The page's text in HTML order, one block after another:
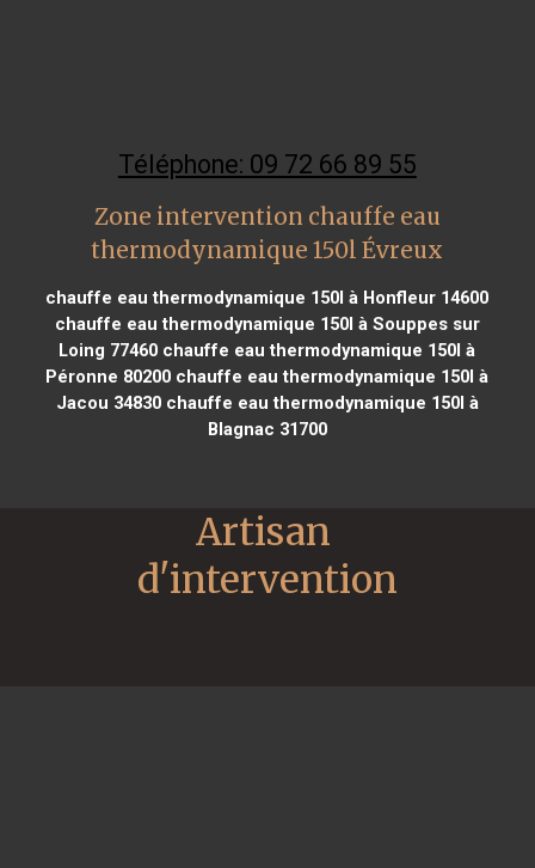
Téléphone: 09 72 66 89 55
Zone intervention chauffe eau
thermodynamique 150l Évreux
chauffe eau thermodynamique 150l à Honfleur 14600
chauffe eau thermodynamique 150l à Souppes sur
Loing 77460 chauffe eau thermodynamique 150l à
Péronne 80200 chauffe eau thermodynamique 150l à
Jacou 34830chauffe eau thermodynamique 150l à
Blagnac 31700
Artisan
d'intervention